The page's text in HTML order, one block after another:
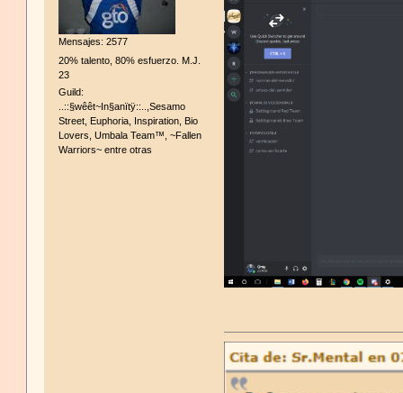
Mensajes: 2577
20% talento, 80% esfuerzo. M.J.
23
Guild:
..::§wêêt~In§anïtÿ::..,Sesamo
Street, Euphoria, Inspiration, Bio
Lovers, Umbala Team™, ~Fallen
Warriors~ entre otras